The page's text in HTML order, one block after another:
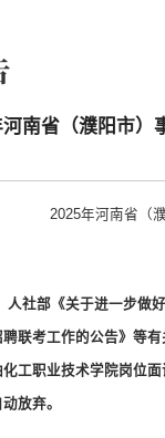
河南省（濮阳市）
2025年河南省（
人社部《关于进一步做
联考工作的公告》等有
工职业技术学院岗位面
放弃。